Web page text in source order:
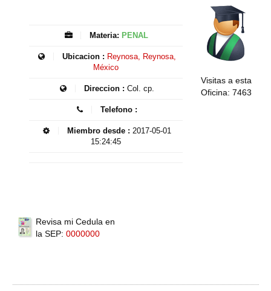
Materia: PENAL
Ubicacion : Reynosa, Reynosa,
México
Direccion : Col. cp.
Telefono :
Miembro desde : 2017-05-01
15:24:45
Visitas a esta
Oficina: 7463
Revisa mi Cedula en
la SEP: 0000000